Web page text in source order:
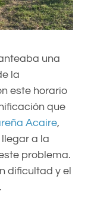
una
la
este horario
que
Acaire,
a la
problema.
dificultad y el